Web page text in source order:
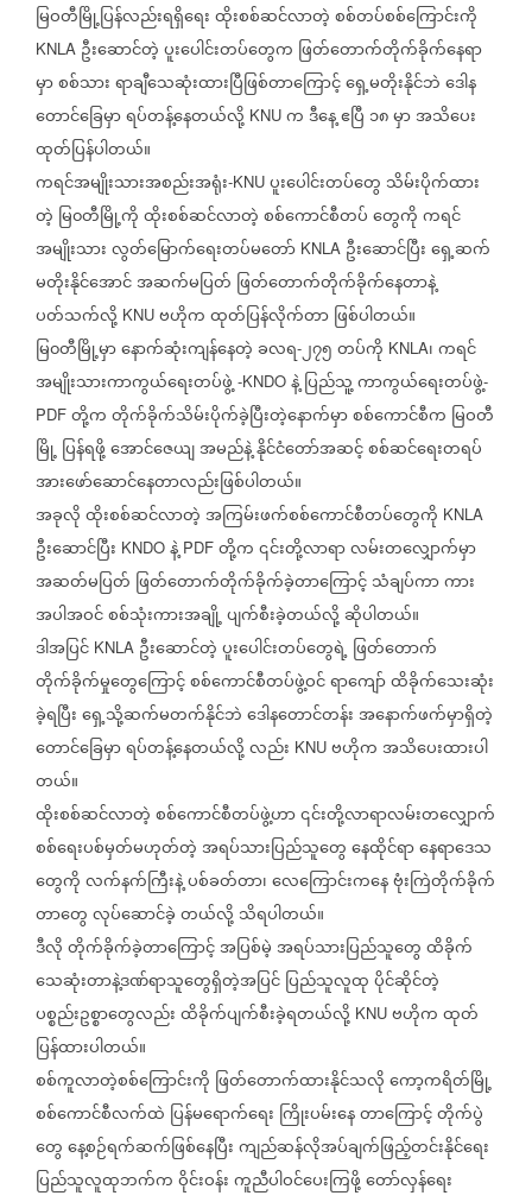
မြဝတီမြို့ပြန်လည်းရရှိရေးထိုးစစ်ဆင်လာတဲ့စစ်တပ်စစ်ကြောင်းကို
KNLA ဦးဆောင်တဲ့ပူးပေါင်းတပ်တွေက ဖြတ်တောက်တိုက်ခိုက်နေရာ
မှာစစ်သားရာချီသေဆုံးထားပြီဖြစ်တာကြောင့်ရှေ့မတိုးနိုင်ဘဲဒေါန
တောင်ခြေမှာရပ်တန့်နေတယ်လို့ KNU ကဒီနေ့ဧပြီ ၁၈မှာအသိပေး
ထုတ်ပြန်ပါတယ်။
ကရင်အမျိုးသားအစည်းအရုံး-KNU ပူးပေါင်းတပ်တွေ သိမ်းပိုက်ထား
တဲ့ မြ၀တီမြို့ကိုထိုးစစ်ဆင်လာတဲ့စစ်ကောင်စီတပ်တွေကိုကရင်
အမျိုးသားလွတ်မြောက်ရေးတပ်မတော် KNLA ဦးဆောင်ပြီးရှေ့ဆက်
မတိုးနိုင်အောင်အဆက်မပြတ် ဖြတ်တောက်တိုက်ခိုက်နေတာနဲ့
ပတ်သက်လို့ KNU ဗဟိုကထုတ်ပြန်လိုက်တာဖြစ်ပါတယ်။
မြ၀တီမြို့မှာနောက်ဆုံးကျန်နေတဲ့ခလရ-၂၇၅တပ်ကို KNLA၊ကရင်
အမျိုးသားကာကွယ်ရေးတပ်ဖွဲ့ -KNDO နဲ့ပြည်သူ့ကာကွယ်ရေးတပ်ဖွဲ့-
PDF တို့ကတိုက်ခိုက်သိမ်းပိုက်ခဲ့ပြီးတဲ့နောက်မှာစစ်ကောင်စီက မြဝတီ
မြို့ပြန်ရဖို့အောင်ဇေယျအမည်နဲ့နိုင်ငံတော်အဆင့်စစ်ဆင်ရေးတရပ်
အားဖော်ဆောင်နေတာလည်းဖြစ်ပါတယ်။
အခုလိုထိုးစစ်ဆင်လာတဲ့အကြမ်းဖက်စစ်ကောင်စီတပ်တွေကို KNLA
ဦးဆောင်ပြီး KNDO နဲ့ PDF တို့က၎င်းတို့လာရာလမ်းတလျှောက်မှာ
အဆတ်မပြတ် ဖြတ်တောက်တိုက်ခိုက်ခဲ့တာကြောင့်သံချပ်ကာကား
အပါအဝင်စစ်သုံးကားအချို့ပျက်စီးခဲ့တယ်လို့ဆိုပါတယ်။
ဒါအပြင် KNLA ဦးဆောင်တဲ့ပူးပေါင်းတပ်တွေရဲ့ဖြတ်တောက်
တိုက်ခိုက်မှုတွေကြောင့်စစ်ကောင်စီတပ်ဖွဲ့ဝင်ရာကျော်ထိခိုက်သေးဆုံး
ခဲ့ရပြီးရှေ့သို့ဆက်မတက်နိုင်ဘဲဒေါနတောင်တန်းအနောက်ဖက်မှာရှိတဲ့
တောင်ခြေမှာရပ်တန့်နေတယ်လို့လည်း KNU ဗဟိုကအသိပေးထားပါ
တယ်။
ထိုးစစ်ဆင်လာတဲ့စစ်ကောင်စီတပ်ဖွဲ့ဟာ၎င်းတို့လာရာလမ်းတလျှောက်
စစ်ရေးပစ်မှတ်မဟုတ်တဲ့အရပ်သားပြည်သူတွေနေထိုင်ရာနေရာဒေသ
တွေကိုလက်နက်ကြီးနဲ့ပစ်ခတ်တာ၊လေကြောင်းကနေဗုံးကြဲတိုက်ခိုက်
တာတွေလုပ်ဆောင်ခဲ့တယ်လို့သိရပါတယ်။
ဒီလိုတိုက်ခိုက်ခဲ့တာကြောင့်အပြစ်မဲ့အရပ်သားပြည်သူတွေထိခိုက်
သေဆုံးတာနဲ့ဒဏ်ရာသူတွေရှိတဲ့အပြင်ပြည်သူလူထုပိုင်ဆိုင်တဲ့
ပစ္စည်းဥစ္စာတွေလည်းထိခိုက်ပျက်စီးခဲ့ရတယ်လို့ KNU ဗဟိုကထုတ်
ပြန်ထားပါတယ်။
စစ်ကူလာတဲ့စစ်ကြောင်းကို ဖြတ်တောက်ထားနိုင်သလိုကော့ကရိတ်မြို့
စစ်ကောင်စီလက်ထဲ ပြန်မရောက်ရေး ကြိုးပမ်းနေတာကြောင့်တိုက်ပွဲ
တွေနေ့စဉ်ရက်ဆက်ဖြစ်နေပြီးကျည်ဆန်လိုအပ်ချက်ဖြည့်တင်းနိုင်ရေး
ပြည်သူလူထုဘက်ကဝိုင်းဝန်းကူညီပါဝင်ပေးကြဖို့တော်လှန်ရေး